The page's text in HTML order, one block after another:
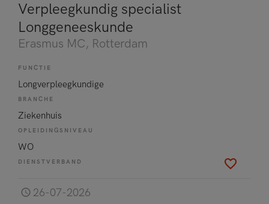
Verpleegkundig specialist
Longgeneeskunde
Erasmus MC, Rotterdam
FUNCTIE
Longverpleegkundige
BRANCHE
Ziekenhuis
OPLEIDINGSNIVEAU
WO
DIENSTVERBAND
26-07-2026